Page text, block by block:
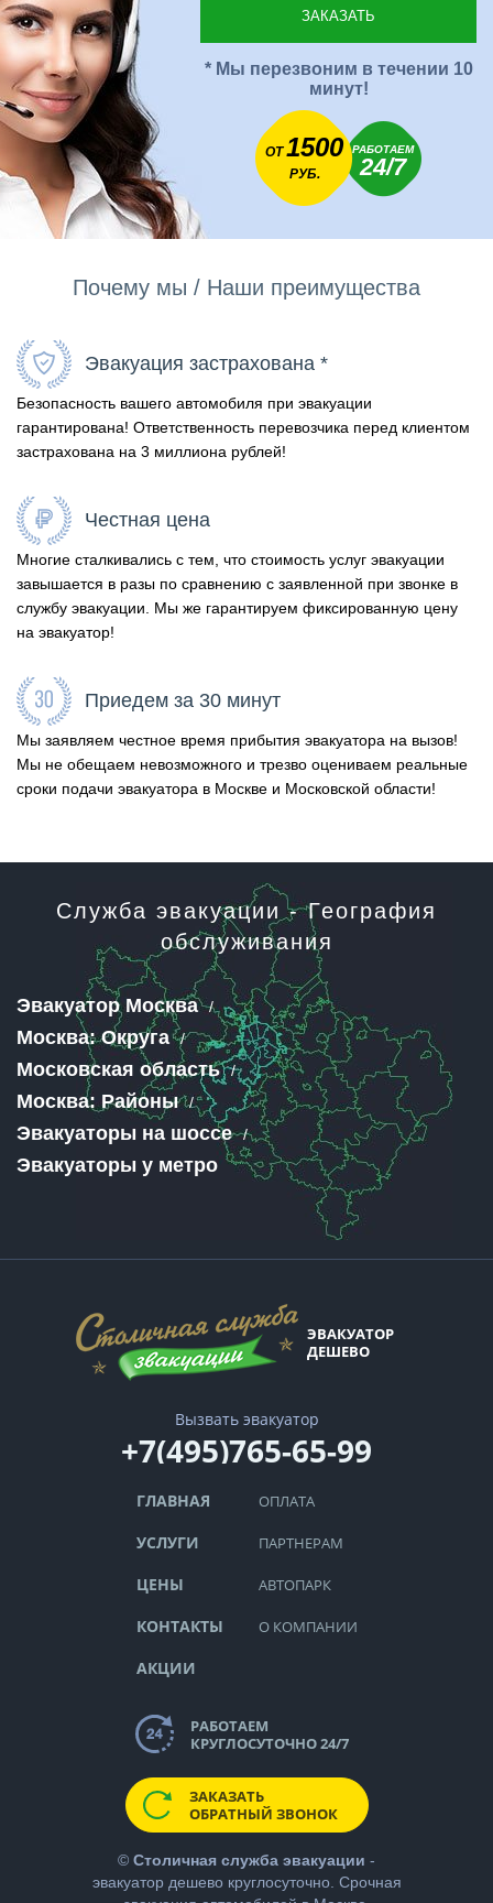
* Мы перезвоним в течении 10
минут!
ОТ1500
РУБ.
РАБОТАЕМ
24/7
Почему мы / Наши преимущества
Эвакуация застрахована *
Безопасность вашего автомобиля при эвакуации
гарантирована! Ответственность перевозчика перед клиентом
застрахована на 3 миллиона рублей!
Честная цена
Многие сталкивались с тем, что стоимость услуг эвакуации
завышается в разы по сравнению с заявленной при звонке в
службу эвакуации. Мы же гарантируем фиксированную цену
на эвакуатор!
Приедем за 30 минут
Мы заявляем честное время прибытия эвакуатора на вызов!
Мы не обещаем невозможного и трезво оцениваем реальные
сроки подачи эвакуатора в Москве и Московской области!
Служба эвакуации - География
обслуживания
Эвакуатор Москва
Москва: Округа
Московская область
Москва: Районы
Эвакуаторы на шоссе
Эвакуаторы у метро
ЭВАКУАТОР
ДЕШЕВО
Вызвать эвакуатор
+7(495)765-65-99
ГЛАВНАЯ
УСЛУГИ
ЦЕНЫ
КОНТАКТЫ
АКЦИИ
ОПЛАТА
ПАРТНЕРАМ
АВТОПАРК
О КОМПАНИИ
РАБОТАЕМ
КРУГЛОСУТОЧНО 24/7
ЗАКАЗАТЬ
ОБРАТНЫЙ ЗВОНОК
© Столичная служба эвакуации -
эвакуатор дешевокруглосуточно. Срочная